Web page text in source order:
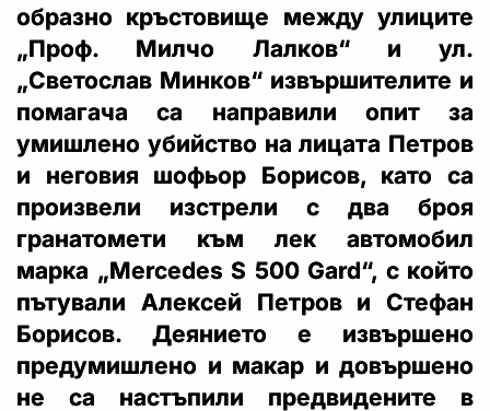
образно кръстовище между улиците
„Проф. Милчо Лалков“ и ул.
„Светослав Минков“ извършителите и
помагача са направили опит за
умишлено убийство на лицата Петров
и неговия шофьор Борисов, като са
произвели изстрели с два броя
гранатомети към лек автомобил
марка „Mercedes S 500 Gard“, с който
пътували Алексей Петров и Стефан
Борисов. Деянието е извършено
предумишлено и макар и довършено
не са настъпили предвидените в